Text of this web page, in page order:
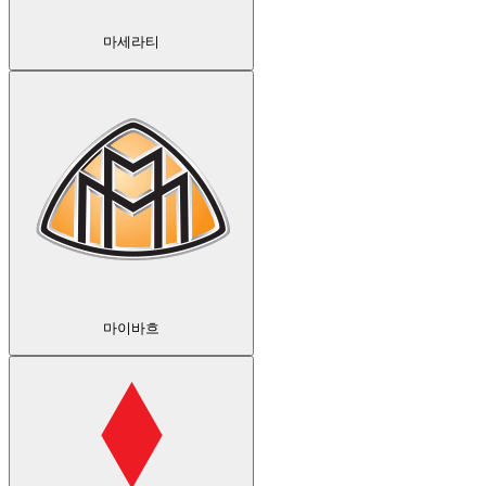
마세라티
마이바흐